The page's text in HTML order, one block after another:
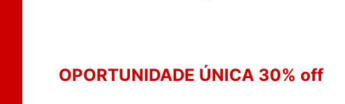
OPORTUNIDADE ÚNICA 30% off